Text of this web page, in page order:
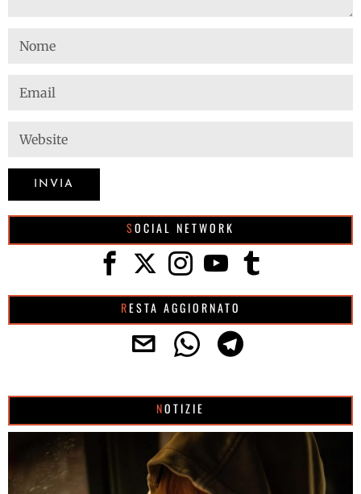
SOCIAL NETWORK
RESTA AGGIORNATO
NOTIZIE